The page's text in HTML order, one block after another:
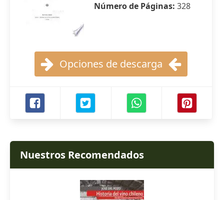
Número de Páginas: 328
Opciones de descarga
Nuestros Recomendados